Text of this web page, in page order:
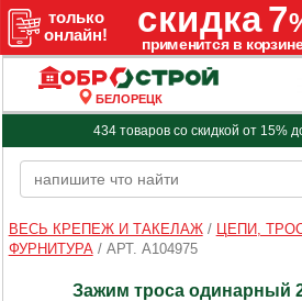
БЕЛОРЕЦК
434 товаров со скидкой от 15%
ВЕСЬ КРЕПЕЖ И ТАКЕЛАЖ/
ЦЕПИ,
ФУРНИТУРА/ АРТ. A104975
Зажим троса одинарный